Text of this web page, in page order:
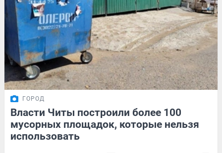
ГОРОД
Власти Читы построили более 100
мусорных площадок, которые нельзя
использовать